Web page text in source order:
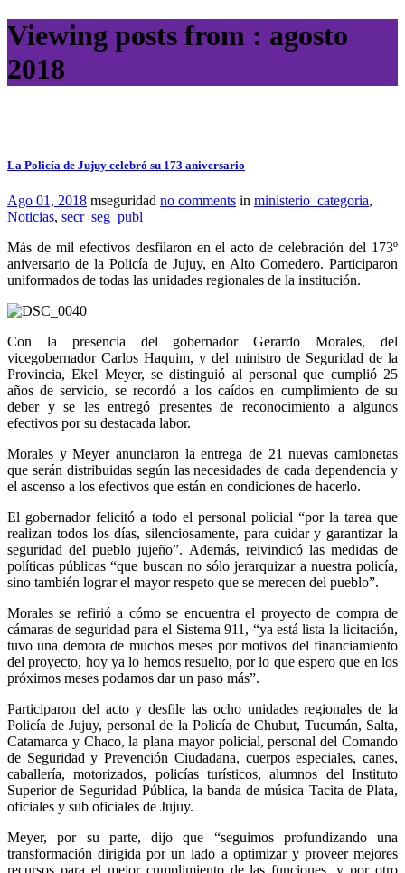
Viewing posts from : agosto
2018
La Policía de Jujuy celebró su 173 aniversario
Ago 01, 2018 mseguridad no comments in ministerio_categoria,
Noticias, secr_seg_publ
Más de mil efectivos desfilaron en el acto de celebración del 173º
aniversario de la Policía de Jujuy, en Alto Comedero. Participaron
uniformados de todas las unidades regionales de la institución.
Con la presencia del gobernador Gerardo Morales, del
vicegobernador Carlos Haquim, y del ministro de Seguridad de la
Provincia, Ekel Meyer, se distinguió al personal que cumplió 25
años de servicio, se recordó a los caídos en cumplimiento de su
deber y se les entregó presentes de reconocimiento a algunos
efectivos por su destacada labor.
Morales y Meyer anunciaron la entrega de 21 nuevas camionetas
que serán distribuidas según las necesidades de cada dependencia y
el ascenso a los efectivos que están en condiciones de hacerlo.
El gobernador felicitó a todo el personal policial “por la tarea que
realizan todos los días, silenciosamente, para cuidar y garantizar la
seguridad del pueblo jujeño”. Además, reivindicó las medidas de
políticas públicas “que buscan no sólo jerarquizar a nuestra policía,
sino también lograr el mayor respeto que se merecen del pueblo”.
Morales se refirió a cómo se encuentra el proyecto de compra de
cámaras de seguridad para el Sistema 911, “ya está lista la licitación,
tuvo una demora de muchos meses por motivos del financiamiento
del proyecto, hoy ya lo hemos resuelto, por lo que espero que en los
próximos meses podamos dar un paso más”.
Participaron del acto y desfile las ocho unidades regionales de la
Policía de Jujuy, personal de la Policía de Chubut, Tucumán, Salta,
Catamarca y Chaco, la plana mayor policial, personal del Comando
de Seguridad y Prevención Ciudadana, cuerpos especiales, canes,
caballería, motorizados, policías turísticos, alumnos del Instituto
Superior de Seguridad Pública, la banda de música Tacita de Plata,
oficiales y sub oficiales de Jujuy.
Meyer, por su parte, dijo que “seguimos profundizando una
transformación dirigida por un lado a optimizar y proveer mejores